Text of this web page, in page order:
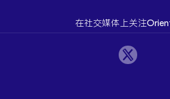
在社交媒体上关注